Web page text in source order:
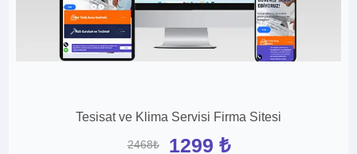
Tesisat ve Klima Servisi Firma Sitesi
2468₺ 1299 ₺